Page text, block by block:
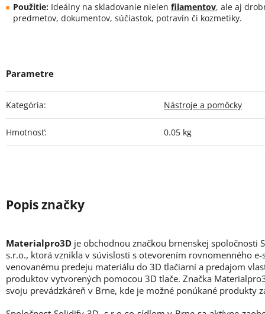
Použitie: Ideálny na skladovanie nielen filamentov, ale aj
predmetov, dokumentov, súčiastok, potravín či kozmetiky.
Kategória: Nástroje a pomôcky
Hmotnosť: 0.05 kg
Materialpro3D je obchodnou značkou brnenskej spoločnosti
s.r.o., ktorá vznikla v súvislosti s otevorením rovnomenného e-
venovanému predeju materiálu do 3D tlačiarní a predajom
produktov vytvorených pomocou 3D tlače. Značka
svoju prevádzkáreň v Brne, kde je možné ponúkané produkty